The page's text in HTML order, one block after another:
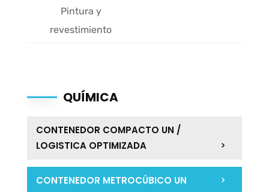
Pintura y
revestimiento
QUÍMICA
CONTENEDOR COMPACTO UN /
LOGISTICA OPTIMIZADA
CONTENEDOR METROCÚBICO UN